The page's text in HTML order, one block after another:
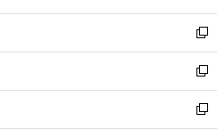
ン
ド
ウ
で
開
く
ウ
ィ
ン
ド
ウ
で
開
し
い
ウ
ィ
ン
ド
ウ
新
し
い
ウ
ィ
ン
新
し
い
ウ
新
し